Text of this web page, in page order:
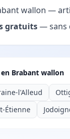
wallon —
gratuits— sans
Brabant wallon
l'Alleud
Étienne